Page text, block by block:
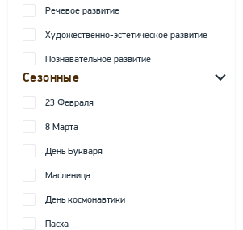
Речевое развитие
Художественно-эстетическое развитие
Познавательное развитие
Сезонные
23 Февраля
8 Марта
День Букваря
Масленица
День космонавтики
Пасха